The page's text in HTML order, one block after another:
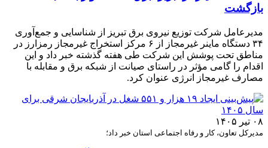
بازگشت
مدیرعامل شرکت توزیع نیروی برق تبریز از شناسایی و جمع‌آوری
۳۴ دستگاه ماینر غیرمجاز از ۶ مرکز استخراج غیرمجاز رمزارز در
مناطق تحت پوشش این شرکت طی هفته گذشته خبر داد و این
اقدام را گامی مؤثر در راستای صیانت از شبکه برق و مقابله با
مصارف غیرمجاز انرژی عنوان کرد.
۰۸ تیر ۱۴۰۵
مدیرکل تعاون، کار و رفاه اجتماعی استان خبر داد؛